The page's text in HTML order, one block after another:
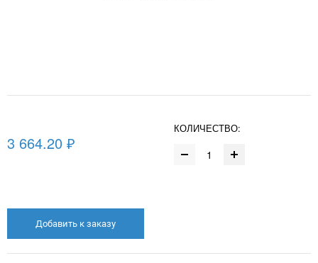
3 664.20 ₽
КОЛИЧЕСТВО:
Добавить к заказу